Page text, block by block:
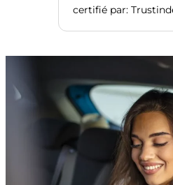
certifié par: